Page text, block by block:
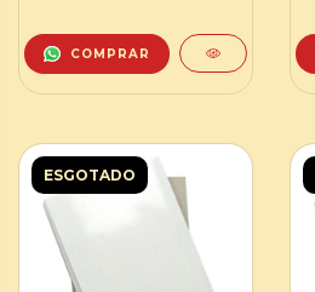
COMPRAR
ESGOTADO